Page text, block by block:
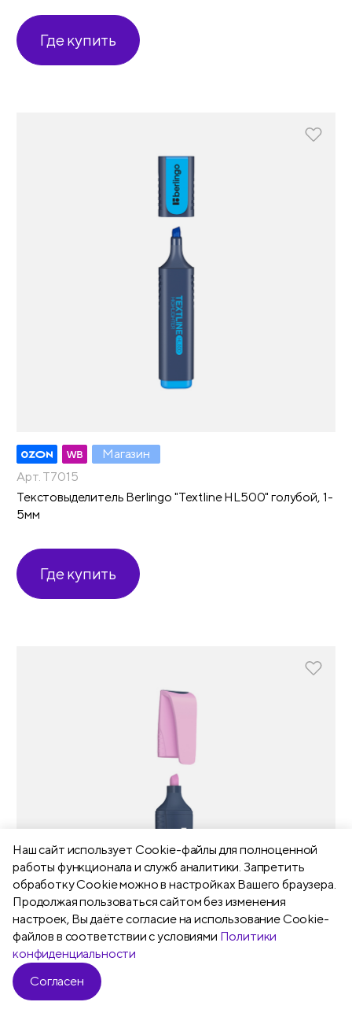
Наш сайт использует Сookie-файлы для полноценной
работы функционала и служб аналитики. Запретить
обработку Cookie можно в настройках Вашего браузера.
Продолжая пользоваться сайтом без изменения
настроек, Вы даёте согласие на использование Cookie-
файлов в соответствии с условиями Политики
конфиденциальности
Согласен
Где купить
Магазин
Арт. T7015
Текстовыделитель Berlingo "Textline HL500" голубой, 1-
5мм
Где купить
Магазин